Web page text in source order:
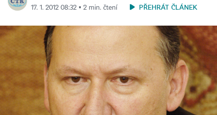
17. 1. 2012 08:32 ▪ 2 min. čtení PŘEHRÁT ČLÁNEK